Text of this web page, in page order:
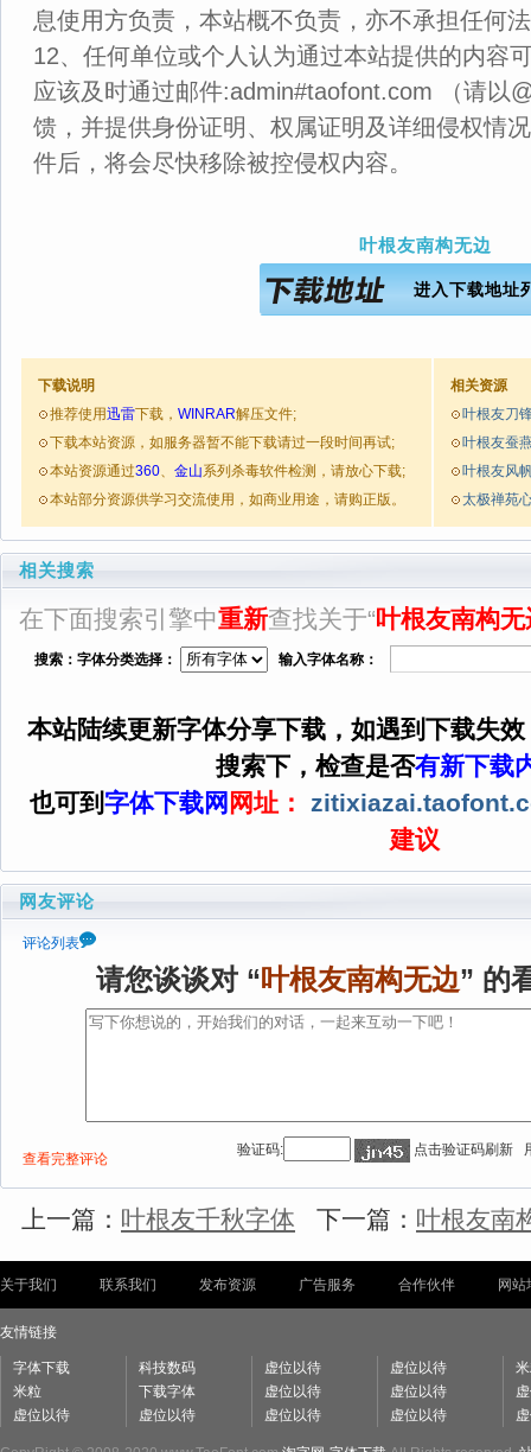
息使用方负责，本站概不负责，亦不承担任何
12、任何单位或个人认为通过本站提供的内容
应该及时通过邮件:admin#taofont.com （请以
馈，并提供身份证明、权属证明及详细侵权情
件后，将会尽快移除被控侵权内容。
叶根友南构无边
进入下载地址
下载说明
推荐使用迅雷下载， WINRAR解压文件;
下载本站资源，如服务器暂不能下载请过一段时间再试;
本站资源通过360、 金山系列杀毒软件检测，请放心下载;
本站部分资源供学习交流使用，如商业用途，请购正版。
相关资源
叶根友刀
叶根友蚕
叶根友风
太极禅苑
相关搜索
在下面搜索引擎中重新查找关于“叶根友南构无
搜索：字体分类选择： 输入字体名称：
本站陆续更新字体分享下载，如遇到下载失
搜索下，检查是否有新下载
也可到 字体下载网 网址：
建议
网友评论
评论列表
请您谈谈对 “叶根友南构无边” 的
查看完整评论
验证码: 点击验证码刷新
上一篇： 叶根友千秋字体 下一篇： 叶根友南
关于我们 联系我们 发布资源 广告服务 合作伙伴 网站
友情链接
字体下载
米粒
虚位以待
科技数码
下载字体
虚位以待
虚位以待
虚位以待
虚位以待
虚位以待
虚位以待
虚位以待